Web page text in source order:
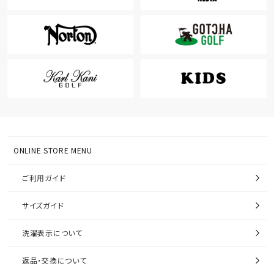
ONLINE STORE MENU
ご利用ガイド
サイズガイド
洗濯表示について
返品・交換について